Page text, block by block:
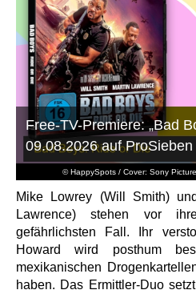
© HappySpots / Cover: Sony
Free-TV-Premiere: „Bad
09.08.2026 auf ProSieben
Mike Lowrey (Will Smith)
Lawrence) stehen vor
gefährlichsten Fall. Ihr
Howard wird posthum
mexikanischen
haben. Das Ermittler-Duo